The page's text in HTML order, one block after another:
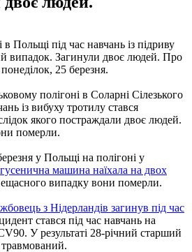
Польщі під час навчань із підриву
випадок. Загинули двоє людей. Про
25 березня.
полігоні в Соларні Сілезького
із вибуху тротилу стався
якого постраждали двоє людей.
померли.
у Польщі на полігоні у
гусенична машина наїхала на двох
випадку вони померли.
з Нідерландів загинув під час
стався під час навчань на
У результаті 28-річний старший